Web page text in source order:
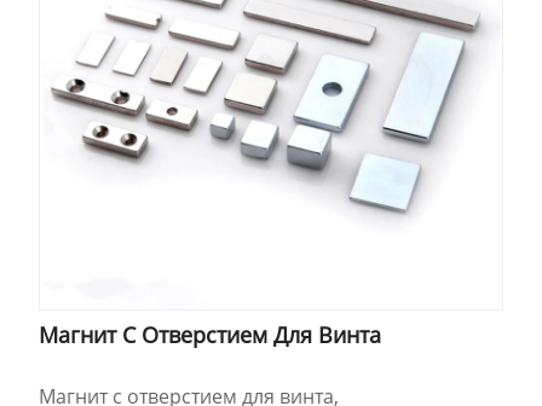
Магнит С Отверстием Для Винта
Магнит с отверстием для винта,